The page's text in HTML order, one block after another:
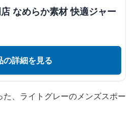
なめらか素材 快適ジャー
の詳細を見る
、ライトグレーのメンズスポー